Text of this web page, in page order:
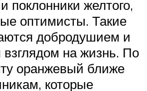
поклонники желтого,
оптимисты. Такие
добродушием и
на жизнь. По
оранжевый ближе
которые